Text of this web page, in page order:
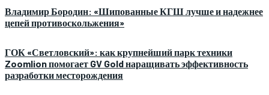
Владимир Бородин: «Шипованные КГШ лучше и надежнее
цепей противоскольжения»
ГОК «Светловский»: как крупнейший парк техники
Zoomlion помогает GV Gold наращивать эффективность
разработки месторождения